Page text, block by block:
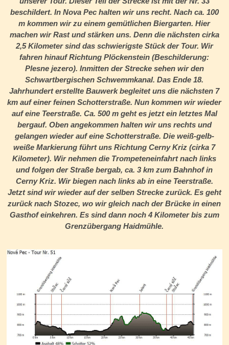
beschildert. In Nova Pec halten wir uns recht. Nach ca. 100
m kommen wir zu einem gemütlichen Biergarten. Hier
machen wir Rast und stärken uns. Denn die nächsten cirka
2,5 Kilometer sind das schwierigste Stück der Tour. Wir
fahren hinauf Richtung Plöckenstein (Beschilderung:
Plesne jezero). Inmitten der Strecke sehen wir den
Schwartbergischen Schwemmkanal. Das Ende 18.
Jahrhundert erstellte Bauwerk begleitet uns die nächsten 7
km auf einer feinen Schotterstraße. Nun kommen wir wieder
auf eine Teerstraße. Ca. 500 m geht es jetzt ein letztes Mal
bergauf. Oben angekommen halten wir uns rechts und
gelangen wieder auf eine Schotterstraße. Die weiß-gelb-
weiße Markierung führt uns Richtung Cerny Kriz (cirka 7
Kilometer). Wir nehmen die Trompeteneinfahrt nach links
und folgen der Straße bergab, ca. 3 km zum Bahnhof in
Cerny Kriz. Wir biegen nach links ab in eine Teerstraße.
Jetzt sind wir wieder auf der selben Strecke zurück. Es geht
zurück nach Stozec, wo wir gleich nach der Brücke in einen
Gasthof einkehren. Es sind dann noch 4 Kilometer bis zum
Grenzübergang Haidmühle.